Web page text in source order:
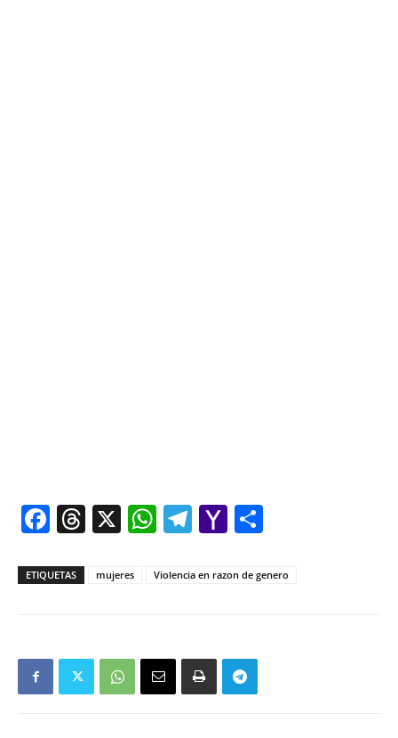
Facebook
Threads
X WhatsApp
Telegram
Yahoo
ETIQUETAS mujeres Violencia en razon de genero